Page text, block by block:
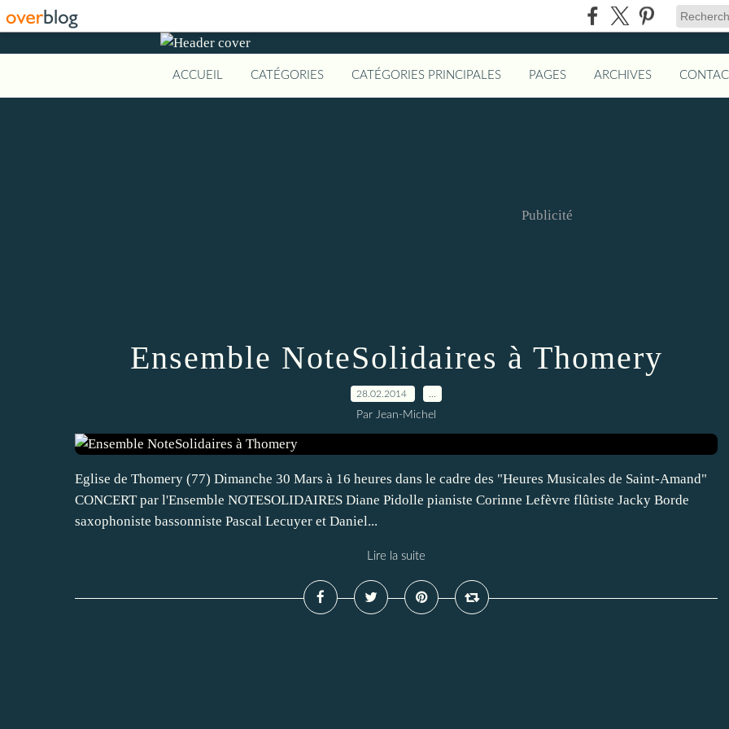
ACCUEIL CATÉGORIES CATÉGORIES PRINCIPALES PAGES ARCHIVES
Publicité
Ensemble NoteSolidaires à Thomery
28.02.2014
Par Jean-Michel
Eglise de Thomery (77) Dimanche 30 Mars à 16 heures dans le cadre des "Heures Musicales de Saint-Amand"
CONCERT par l'Ensemble NOTESOLIDAIRES Diane Pidolle pianiste Corinne Lefèvre flûtiste Jacky Borde
saxophoniste bassonniste Pascal Lecuyer et Daniel...
Lire la suite